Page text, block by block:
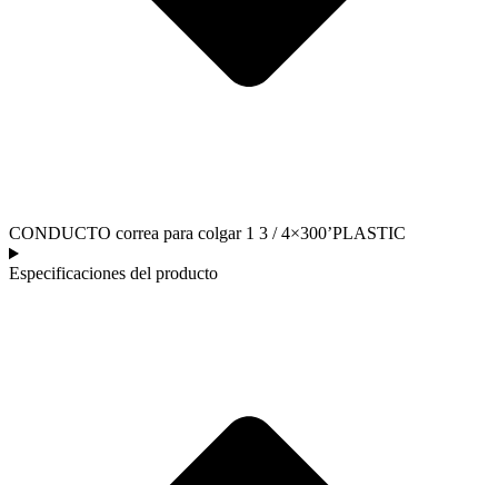
CONDUCTO correa para colgar 1 3 / 4×300’PLASTIC
Especificaciones del producto